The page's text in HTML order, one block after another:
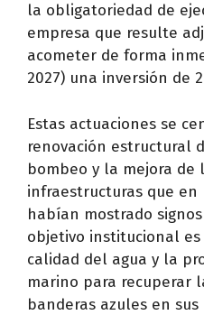
la obligatoriedad de
empresa que resulte
acometer de forma
2027) una inversión de
Estas actuaciones se
renovación estructural
bombeo y la mejora
infraestructuras que
habían mostrado
objetivo institucional
calidad del agua y la
marino para recuperar
banderas azules en sus